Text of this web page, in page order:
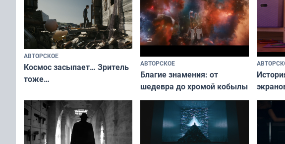
АВТОРСКОЕ
Космос засыпает… Зритель
тоже…
АВТОРСКОЕ
Благие знамения: от
шедевра до хромой кобылы